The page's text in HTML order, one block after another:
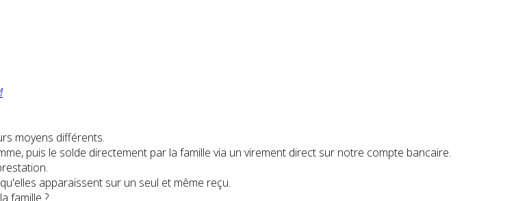
moyens différents.
puis le solde directement par la famille via un virement direct sur notre compte bancaire.
apparaissent sur un seul et même reçu.
famille ?